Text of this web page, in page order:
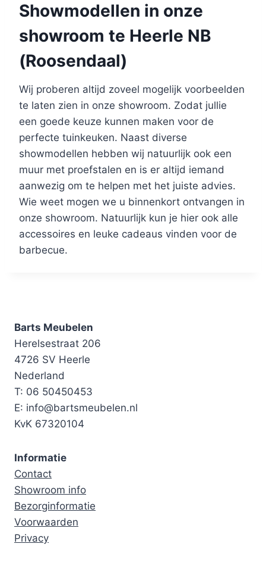
Showmodellen in onze
showroom te Heerle NB
(Roosendaal)
Wij proberen altijd zoveel mogelijk voorbeelden
te laten zien in onze showroom. Zodat jullie
een goede keuze kunnen maken voor de
perfecte tuinkeuken. Naast diverse
showmodellen hebben wij natuurlijk ook een
muur met proefstalen en is er altijd iemand
aanwezig om te helpen met het juiste advies.
Wie weet mogen we u binnenkort ontvangen in
onze showroom. Natuurlijk kun je hier ook alle
accessoires en leuke cadeaus vinden voor de
barbecue.
Barts Meubelen
Herelsestraat 206
4726 SV Heerle
Nederland
T: 06 50450453
E: info@bartsmeubelen.nl
KvK 67320104
Informatie
Contact
Showroom info
Bezorginformatie
Voorwaarden
Privacy